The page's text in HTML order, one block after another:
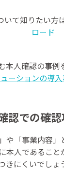
いて知りたい方
ロード
本人確認の事例
ーションの導
認での確認
や「事業内容
本人であるこ
きにくいでしょ